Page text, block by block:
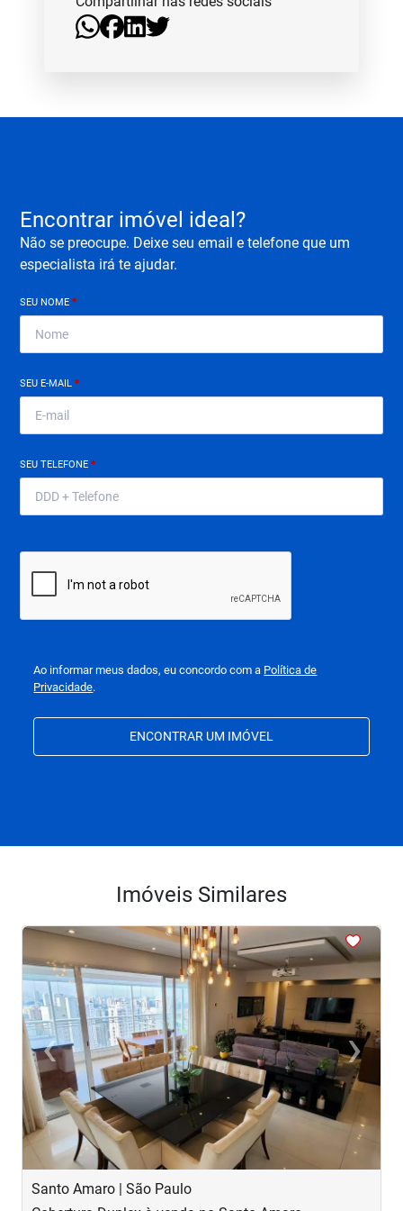
Encontrar imóvel ideal?
Não se preocupe. Deixe seu email e telefone que um
especialista irá te ajudar.
SEU NOME*
SEU E-MAIL*
SEU TELEFONE*
Ao informar meus dados, eu concordo com a Política de
Privacidade.
ENCONTRAR UM IMÓVEL
Imóveis Similares
<<<<
‹Previous ›Next
Santo Amaro | São Paulo